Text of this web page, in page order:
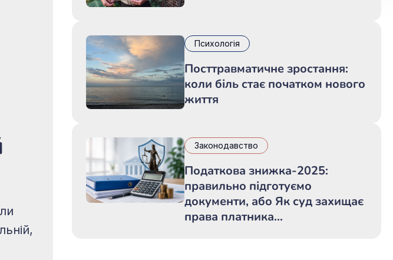
Психологія
Посттравматичне зростання:
коли біль стає початком нового
життя
Законодавство
Податкова знижка-2025:
правильно підготуємо
документи, або Як суд захищає
права платника…